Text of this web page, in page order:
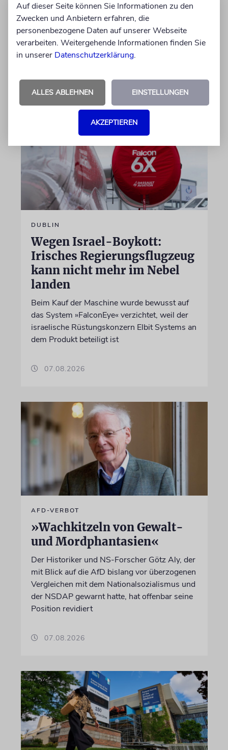
Der getötete Aktivist setzte sich gegen
Siedlergewalt ein und war an dem Oscar-
prämierten Film »No Other Land« beteiligt.
Jetzt steht der mutmaßliche Täter vor Gericht
DUBLIN
Wegen Israel-Boykott:
Irisches Regierungsflugzeug
kann nicht mehr im Nebel
landen
Beim Kauf der Maschine wurde bewusst auf
das System »FalconEye« verzichtet, weil der
israelische Rüstungskonzern Elbit Systems an
dem Produkt beteiligt ist
07.08.2026
AFD-VERBOT
»Wachkitzeln von Gewalt-
und Mordphantasien«
Der Historiker und NS-Forscher Götz Aly, der
mit Blick auf die AfD bislang vor überzogenen
Vergleichen mit dem Nationalsozialismus und
der NSDAP gewarnt hatte, hat offenbar seine
Position revidiert
07.08.2026
Auf dieser Seite können Sie Informationen zu den
Zwecken und Anbietern erfahren, die
personenbezogene Daten auf unserer Webseite
verarbeiten. Weitergehende Informationen finden Sie
in unserer Datenschutzerklärung.
ALLES ABLEHNEN EINSTELLUNGEN
AKZEPTIEREN